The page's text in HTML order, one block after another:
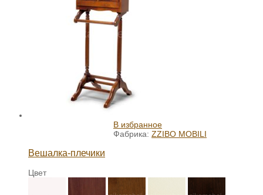
В избранное
Фабрика: ZZIBO MOBILI
Вешалка-плечики
Цвет